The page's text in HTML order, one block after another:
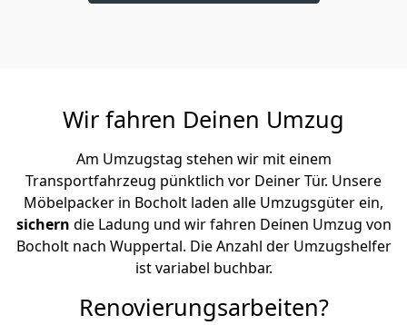
Wir fahren Deinen Umzug
Am Umzugstag stehen wir mit einem
Transportfahrzeug pünktlich vor Deiner Tür. Unsere
Möbelpacker in Bocholt laden alle Umzugsgüter ein,
sichern die Ladung und wir fahren Deinen Umzug von
Bocholt nach Wuppertal. Die Anzahl der Umzugshelfer
ist variabel buchbar.
Renovierungsarbeiten?